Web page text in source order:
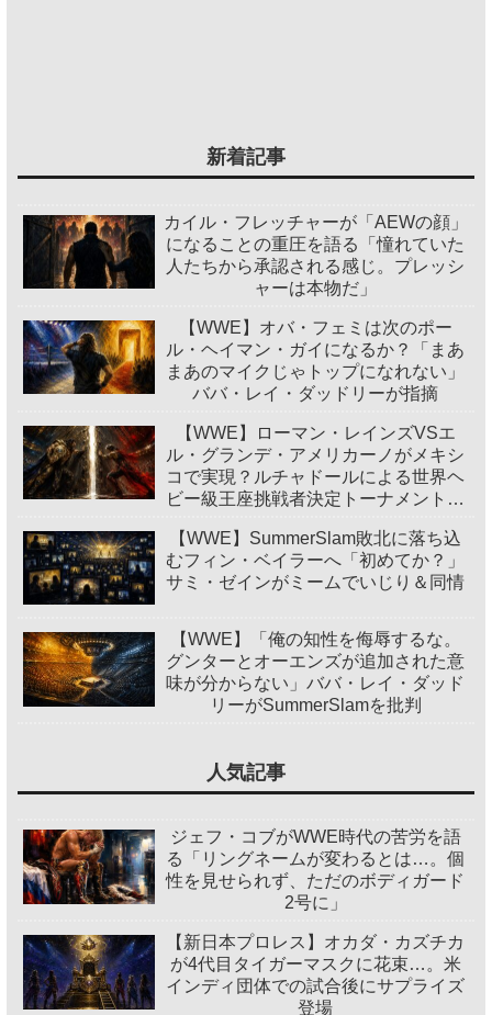
新着記事
カイル・フレッチャーが「AEWの顔」
になることの重圧を語る「憧れていた
人たちから承認される感じ。プレッシ
ャーは本物だ」
【WWE】オバ・フェミは次のポー
ル・ヘイマン・ガイになるか？「まあ
まあのマイクじゃトップになれない」
ババ・レイ・ダッドリーが指摘
【WWE】ローマン・レインズVSエ
ル・グランデ・アメリカーノがメキシ
コで実現？ルチャドールによる世界ヘ
ビー級王座挑戦者決定トーナメント開
【WWE】SummerSlam敗北に落ち込
むフィン・ベイラーへ「初めてか？」
サミ・ゼインがミームでいじり＆同情
【WWE】「俺の知性を侮辱するな。
グンターとオーエンズが追加された意
味が分からない」ババ・レイ・ダッド
リーがSummerSlamを批判
人気記事
ジェフ・コブがWWE時代の苦労を語
る「リングネームが変わるとは…。個
性を見せられず、ただのボディガード
2号に」
【新日本プロレス】オカダ・カズチカ
が4代目タイガーマスクに花束…。米
インディ団体での試合後にサプライズ
登場